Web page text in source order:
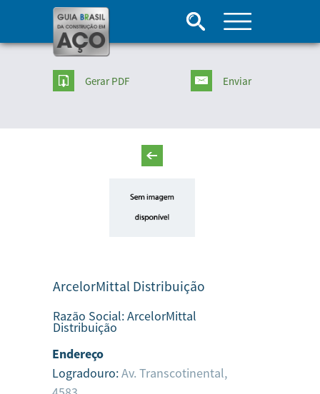
Gerar PDF Enviar
ArcelorMittal Distribuição
Razão Social:ArcelorMittal
Distribuição
Endereço
Logradouro:Av. Transcotinental,